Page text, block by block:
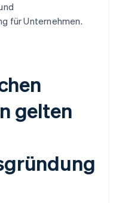
für Unternehmen.
gelten